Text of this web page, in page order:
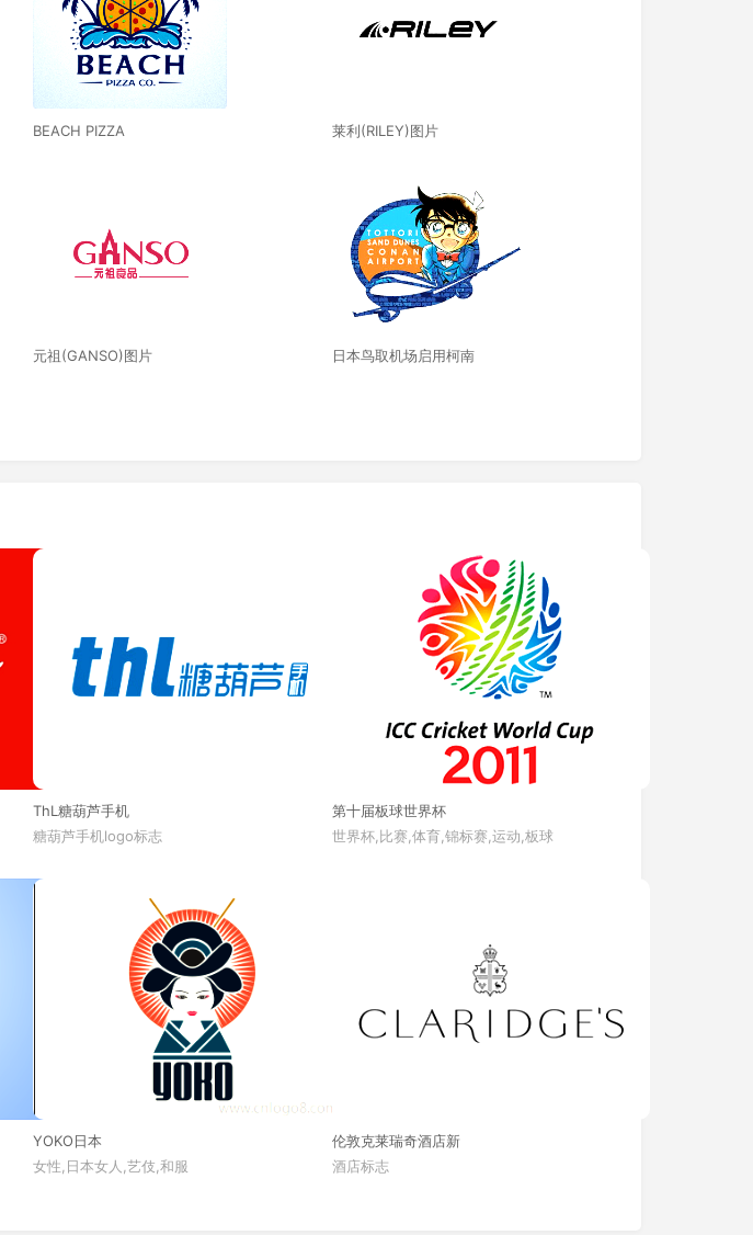
BEACH PIZZA 莱利(RILEY)图片
元祖(GANSO)图片 日本鸟取机场启用柯南
ThL糖葫芦手机
糖葫芦手机logo标志
第十届板球世界杯
世界杯,比赛,体育,锦标赛,运动,板球
YOKO日本
女性,日本女人,艺伎,和服
伦敦克莱瑞奇酒店新
酒店标志